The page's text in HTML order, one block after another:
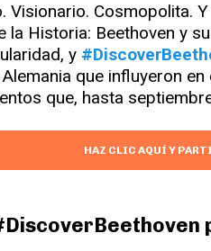
Visionario. Cosmopolita.
la Historia: Beethoven y
y
que influyeron
que, hasta
HAZ CLIC AQUÍ Y